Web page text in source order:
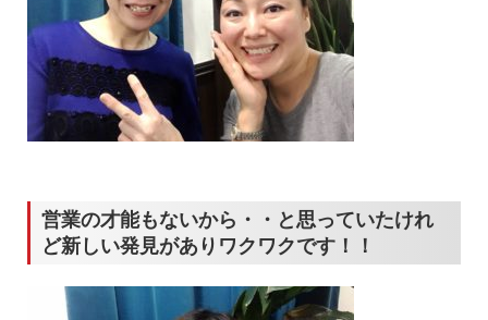
営業の才能もないから・・と思っていたけれ
ど新しい発見がありワクワクです！！